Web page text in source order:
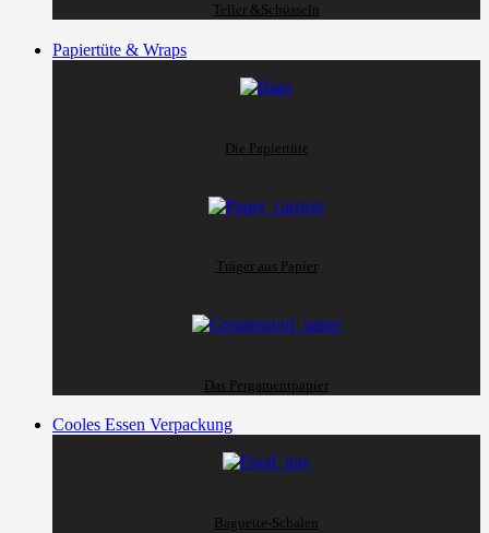
Teller &Schüsseln
Papiertüte & Wraps
Die Papiertüte
Träger aus Papier
Das Pergamentpapier
Cooles Essen Verpackung
Baguette-Schalen